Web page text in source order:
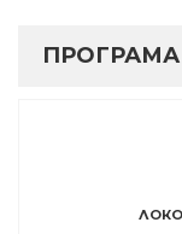
ПРОГРАМА